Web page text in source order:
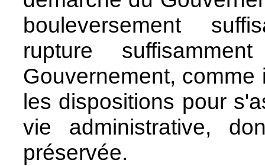
bouleversement
rupture
Gouvernement,
les dispositions pour
vie administrative,
préservée.